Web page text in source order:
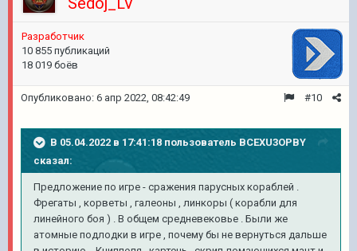
Pазработчик
10 855 публикаций
18 019 боёв
#10
Опубликовано: 6 апр 2022, 08:42:49
В 05.04.2022 в 17:41:18 пользователь BCEXU3OPBY
сказал:
Предложение по игре - сражения парусных кораблей .
Фрегаты , корветы , галеоны , линкоры ( корабли для
линейного боя ) . В общем средневековье . Были же
атомные подлодки в игре , почему бы не вернуться дальше